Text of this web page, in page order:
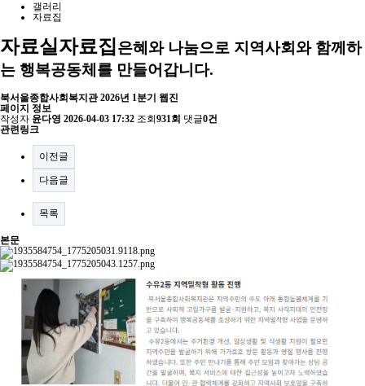
갤러리
자료집
자료실자료집은혜와 나눔으로 지역사회와 함께하
는 행복공동체를 만들어갑니다.
북서울종합사회복지관 2026년 1분기 웹진
페이지 정보
작성자 윤다영 2026-04-03 17:32 조회 931회 댓글0건
관련링크
이전글
다음글
목록
본문